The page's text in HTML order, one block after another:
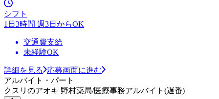
シフト
1日3時間 週3日からOK
交通費支給
未経験OK
詳細を見る
応募画面に進む
アルバイト・パート
クスリのアオキ 野村薬局/医療事務アルバイト(遅番)